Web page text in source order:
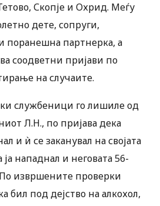
Скопје и Охрид. Меѓу
дете, сопруги,
поранешна партнерка, а
соодветни пријави по
на случаите.
службеници го лишиле од
Л.Н., по пријава дека
и ѝ се заканувал на својата
нападнал и неговата 56-
извршените проверки
бил под дејство на алкохол,